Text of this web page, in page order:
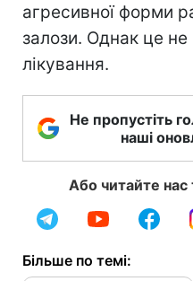
агресивної форми
залози. Однак це не
лікування.
Не пропустіть
наші
Або читайте нас
Більше по темі: